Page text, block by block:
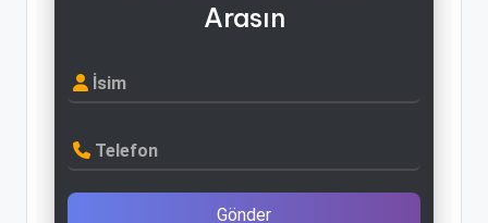
Arasın
İsim
Telefon
Gönder